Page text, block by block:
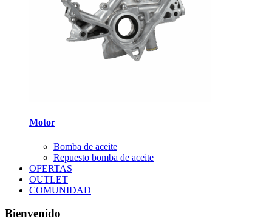
Motor
Bomba de aceite
Repuesto bomba de aceite
OFERTAS
OUTLET
COMUNIDAD
Bienvenido